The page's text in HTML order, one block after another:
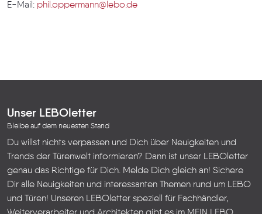
E-Mail: phil.oppermann@lebo.de
Unser LEBOletter
Bleibe auf dem neuesten Stand
Du willst nichts verpassen und Dich über Neuigkeiten und
Trends der Türenwelt informieren? Dann ist unser LEBOletter
genau das Richtige für Dich. Melde Dich gleich an! Sichere
Dir alle Neuigkeiten und interessanten Themen rund um LEBO
und Türen! Unseren LEBOletter speziell für Fachhändler,